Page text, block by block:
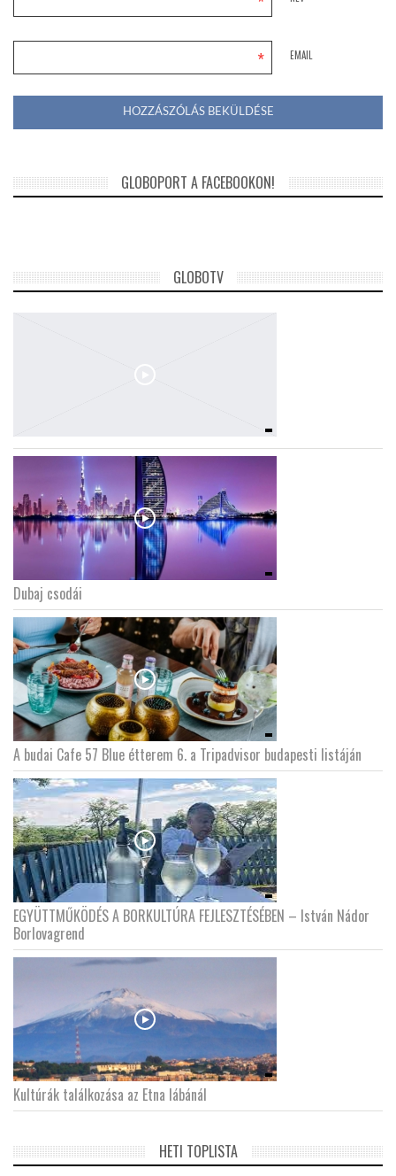
EMAIL
*
GLOBOPORT A FACEBOOKON!
GLOBOTV
Dubaj csodái
A budai Cafe 57 Blue étterem 6. a Tripadvisor budapesti listáján
EGYÜTTMŰKÖDÉS A BORKULTÚRA FEJLESZTÉSÉBEN – István Nádor
Borlovagrend
Kultúrák találkozása az Etna lábánál
HETI TOPLISTA